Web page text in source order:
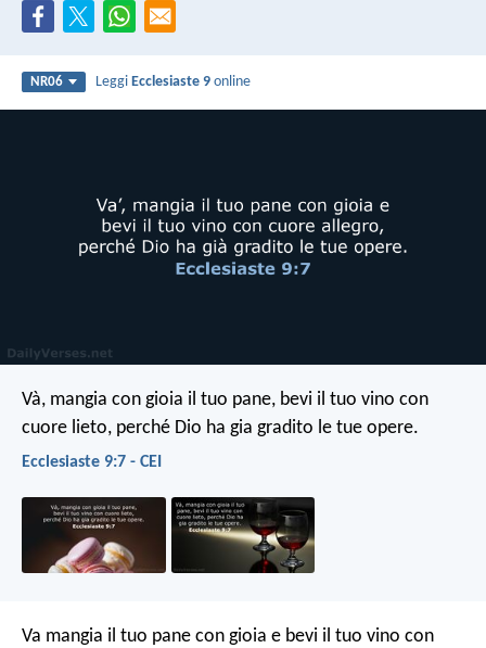
NR06 LeggiEcclesiaste 9 online
Và, mangia con gioia il tuo pane, bevi il tuo vino con
cuore lieto, perché Dio ha gia gradito le tue opere.
Ecclesiaste 9:7 - CEI
Va mangia il tuo pane con gioia e bevi il tuo vino con